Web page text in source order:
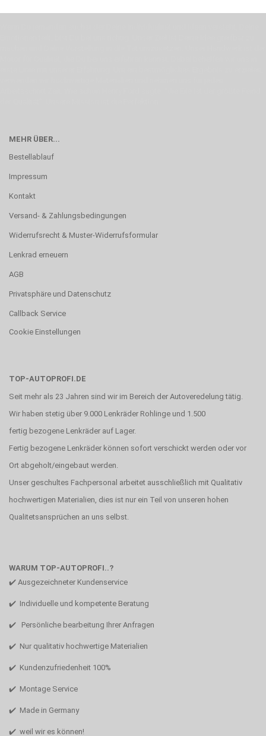
MEHR ÜBER...
Bestellablauf
Impressum
Kontakt
Versand- & Zahlungsbedingungen
Widerrufsrecht & Muster-Widerrufsformular
Lenkrad erneuern
AGB
Privatsphäre und Datenschutz
Callback Service
Cookie Einstellungen
TOP-AUTOPROFI.DE
Seit mehr als 23 Jahren sind wir im Bereich der Autoveredelung tätig.
Wir haben stetig über 9.000 Lenkräder Rohlinge und 1.500
fertig bezogene Lenkräder auf Lager.
Fertig bezogene Lenkräder können sofort verschickt werden oder vor
Ort abgeholt/eingebaut werden.
Unser geschultes Fachpersonal arbeitet ausschließlich mit Qualitativ
hochwertigen Materialien, dies ist nur ein Teil von unseren hohen
Qualitetsansprüchen an uns selbst.
WARUM TOP-AUTOPROFI..?
✔️ Ausgezeichneter Kundenservice
✔️ Individuelle und kompetente Beratung
✔️ Persönliche bearbeitung Ihrer Anfragen
✔️ Nur qualitativ hochwertige Materialien
✔️ Kundenzufriedenheit 100%
✔️ Montage Service
✔️ Made in Germany
✔️ weil wir es können!